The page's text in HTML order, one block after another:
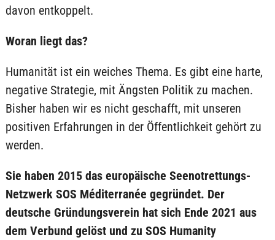
davon entkoppelt.
Woran liegt das?
Humanität ist ein weiches Thema. Es gibt eine harte,
negative Strategie, mit Ängsten Politik zu machen.
Bisher haben wir es nicht geschafft, mit unseren
positiven Erfahrungen in der Öffentlichkeit gehört zu
werden.
Sie haben 2015 das europäische Seenotrettungs-
Netzwerk SOS Méditerranée gegründet. Der
deutsche Gründungsverein hat sich Ende 2021 aus
dem Verbund gelöst und zu SOS Humanity